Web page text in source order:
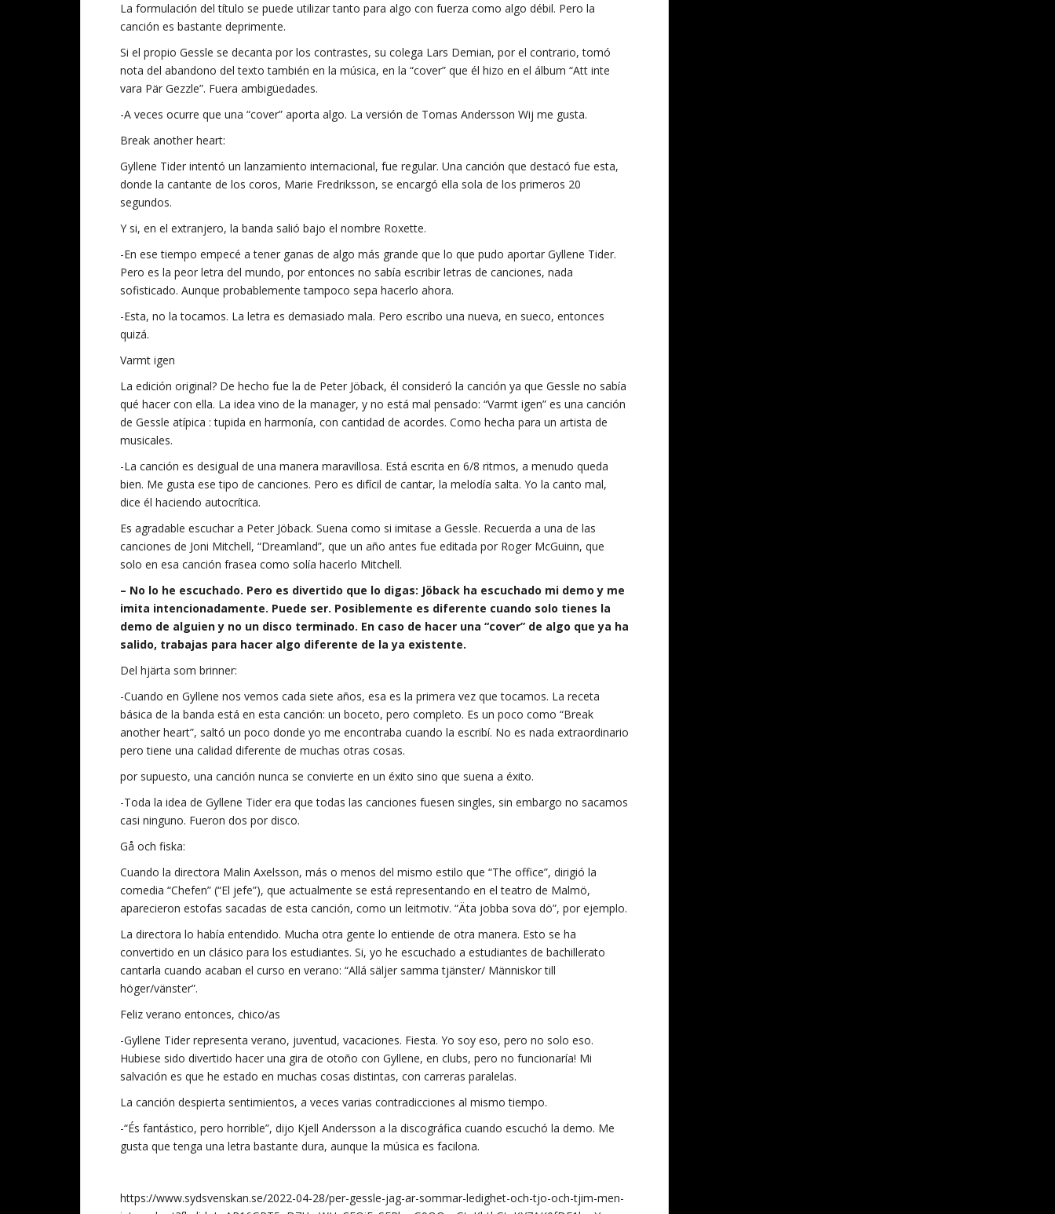
La formulación del título se puede utilizar tanto para algo con fuerza como algo débil. Pero la
canción es bastante deprimente.
Si el propio Gessle se decanta por los contrastes, su colega Lars Demian, por el contrario, tomó
nota del abandono del texto también en la música, en la “cover” que él hizo en el álbum “Att inte
vara Pär Gezzle”. Fuera ambigüedades.
-A veces ocurre que una “cover” aporta algo. La versión de Tomas Andersson Wij me gusta.
Break another heart:
Gyllene Tider intentó un lanzamiento internacional, fue regular. Una canción que destacó fue esta,
donde la cantante de los coros, Marie Fredriksson, se encargó ella sola de los primeros 20
segundos.
Y si, en el extranjero, la banda salió bajo el nombre Roxette.
-En ese tiempo empecé a tener ganas de algo más grande que lo que pudo aportar Gyllene Tider.
Pero es la peor letra del mundo, por entonces no sabía escribir letras de canciones, nada
sofisticado. Aunque probablemente tampoco sepa hacerlo ahora.
-Esta, no la tocamos. La letra es demasiado mala. Pero escribo una nueva, en sueco, entonces
quizá.
Varmt igen
La edición original? De hecho fue la de Peter Jöback, él consideró la canción ya que Gessle no sabía
qué hacer con ella. La idea vino de la manager, y no está mal pensado: “Varmt igen” es una canción
de Gessle atípica : tupida en harmonía, con cantidad de acordes. Como hecha para un artista de
musicales.
-La canción es desigual de una manera maravillosa. Está escrita en 6/8 ritmos, a menudo queda
bien. Me gusta ese tipo de canciones. Pero es difícil de cantar, la melodía salta. Yo la canto mal,
dice él haciendo autocrítica.
Es agradable escuchar a Peter Jöback. Suena como si imitase a Gessle. Recuerda a una de las
canciones de Joni Mitchell, “Dreamland”, que un año antes fue editada por Roger McGuinn, que
solo en esa canción frasea como solía hacerlo Mitchell.
– No lo he escuchado. Pero es divertido que lo digas: Jöback ha escuchado mi demo y me
imita intencionadamente. Puede ser. Posiblemente es diferente cuando solo tienes la
demo de alguien y no un disco terminado. En caso de hacer una “cover” de algo que ya ha
salido, trabajas para hacer algo diferente de la ya existente.
Del hjärta som brinner:
-Cuando en Gyllene nos vemos cada siete años, esa es la primera vez que tocamos. La receta
básica de la banda está en esta canción: un boceto, pero completo. Es un poco como “Break
another heart”, saltó un poco donde yo me encontraba cuando la escribí. No es nada extraordinario
pero tiene una calidad diferente de muchas otras cosas.
por supuesto, una canción nunca se convierte en un éxito sino que suena a éxito.
-Toda la idea de Gyllene Tider era que todas las canciones fuesen singles, sin embargo no sacamos
casi ninguno. Fueron dos por disco.
Gå och fiska:
Cuando la directora Malin Axelsson, más o menos del mismo estilo que “The office”, dirigió la
comedia “Chefen” (“El jefe”), que actualmente se está representando en el teatro de Malmö,
aparecieron estofas sacadas de esta canción, como un leitmotiv. “Äta jobba sova dö”, por ejemplo.
La directora lo había entendido. Mucha otra gente lo entiende de otra manera. Esto se ha
convertido en un clásico para los estudiantes. Si, yo he escuchado a estudiantes de bachillerato
cantarla cuando acaban el curso en verano: “Allá säljer samma tjänster/ Människor till
höger/vänster”.
Feliz verano entonces, chico/as
-Gyllene Tider representa verano, juventud, vacaciones. Fiesta. Yo soy eso, pero no solo eso.
Hubiese sido divertido hacer una gira de otoño con Gyllene, en clubs, pero no funcionaría! Mi
salvación es que he estado en muchas cosas distintas, con carreras paralelas.
La canción despierta sentimientos, a veces varias contradicciones al mismo tiempo.
-“És fantástico, pero horrible”, dijo Kjell Andersson a la discográfica cuando escuchó la demo. Me
gusta que tenga una letra bastante dura, aunque la música es facilona.
https://www.sydsvenskan.se/2022-04-28/per-gessle-jag-ar-sommar-ledighet-och-tjo-och-tjim-men-